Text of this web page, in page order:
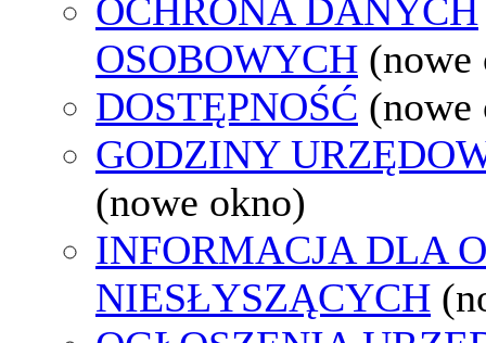
OCHRONA DANYCH
OSOBOWYCH (nowe
DOSTĘPNOŚĆ (nowe
GODZINY
(nowe okno)
INFORMACJA DLA
NIESŁYSZĄCYCH